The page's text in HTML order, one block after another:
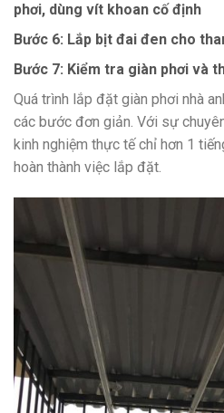
phơi, dùng vít khoan cố định
Bước 6: Lắp bịt đai đen cho
Bước 7: Kiểm tra giàn phơi và
Quá trình lắp đặt giàn phơi nhà
các bước đơn giản. Với sự
kinh nghiệm thực tế chỉ hơn 1
hoàn thành việc lắp đặt.